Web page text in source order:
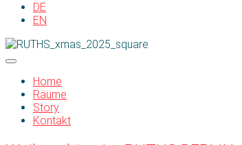
DE
EN
Home
Räume
Story
Kontakt